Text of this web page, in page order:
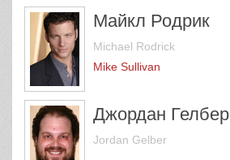
Майкл Родрик
Michael Rodrick
Mike Sullivan
Джордан Гелбер
Jordan Gelber